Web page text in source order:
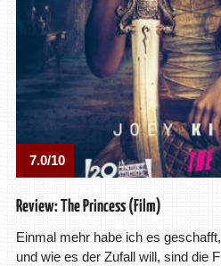
7.0/10
Review: The Princess (Film)
Einmal mehr habe ich es
und wie es der Zufall will, sind die